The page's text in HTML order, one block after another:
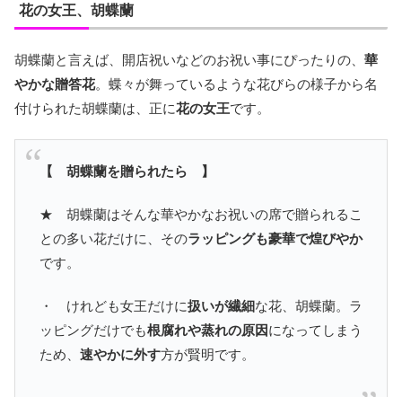
花の女王、胡蝶蘭
胡蝶蘭と言えば、開店祝いなどのお祝い事にぴったりの、 華
やかな贈答花。蝶々が舞っているような花びらの様子から名
付けられた胡蝶蘭は、正に花の女王です。
【 胡蝶蘭を贈られたら 】
★ 胡蝶蘭はそんな華やかなお祝いの席で贈られるこ
との多い花だけに、そのラッピングも豪華で煌びやか
です。
・ けれども女王だけに扱いが繊細な花、胡蝶蘭。ラ
ッピングだけでも根腐れや蒸れの原因になってしまう
ため、 速やかに外す方が賢明です。